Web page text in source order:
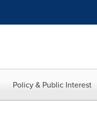
Policy & Public Interest